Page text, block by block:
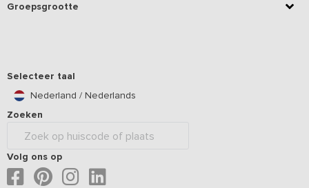
Groepsgrootte
Selecteer taal
Nederland / Nederlands
Zoeken
Volg ons op